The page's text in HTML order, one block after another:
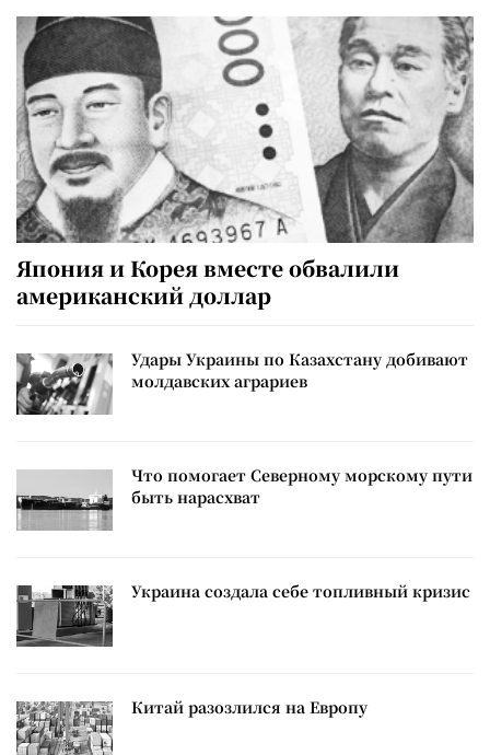
Япония и Корея вместе обвалили
американский доллар
Удары Украины по Казахстану добивают
молдавских аграриев
Что помогает Северному морскому пути
быть нарасхват
Украина создала себе топливный кризис
Китай разозлился на Европу